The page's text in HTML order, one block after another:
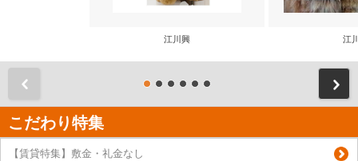
江川興 江
こだわり特集
【賃貸特集】敷金・礼金なし